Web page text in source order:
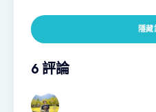
隱
6 評論